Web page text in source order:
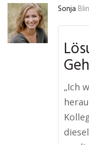
Sonja
„Ich